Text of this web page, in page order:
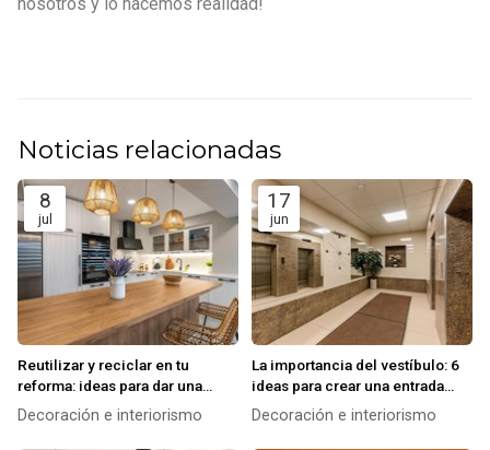
Noticias relacionadas
8
jul
Reutilizar y reciclar en tu
reforma: ideas para dar una
segunda vida a materiales y
Decoración e interiorismo
17
jun
La importancia del vestíbulo: 6
ideas para crear una entrada
impactante
Decoración e interiorismo